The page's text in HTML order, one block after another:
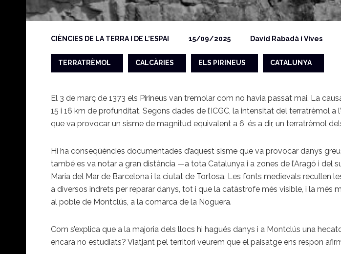
CIÈNCIES DE LA TERRA I DE L’ESPAI 15/09/2025 David Rabadà i Vives
TERRATRÈMOL CALCÀRIES ELS PIRINEUS CATALUNYA
El 3 de març de 1373 els Pirineus van tremolar com no havia passat mai. La
15 i 16 km de profunditat. Segons dades de l’ICGC, la intensitat del terratrèmol a
que va provocar un sisme de magnitud equivalent a 6, és a dir, un terratrèmol
Hi ha conseqüències documentades d’aquest sisme que va provocar danys
també es va notar a gran distància —a tota Catalunya i a zones de l’Aragó i
Maria del Mar de Barcelona i la ciutat de Tortosa. Les fonts medievals recullen
a diversos indrets per reparar danys, tot i que la catàstrofe més visible, i la
al poble de Montclús, a la comarca de la Noguera.
Com s’explica que a la majoria dels llocs hi hagués danys i a Montclús una
encara no estudiats? Viatjant pel territori veurem que el paisatge ens respon